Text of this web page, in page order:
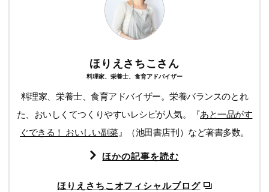
ほりえさちこさん
料理家、栄養士、食育アドバイザー
料理家、栄養士、食育アドバイザー。栄養バランスのとれ
た、おいしくてつくりやすいレシピが人気。『あと一品がす
ぐできる！ おいしい副菜』（池田書店刊）など著書多数。
ほかの記事を読む
ほりえさちこオフィシャルブログ